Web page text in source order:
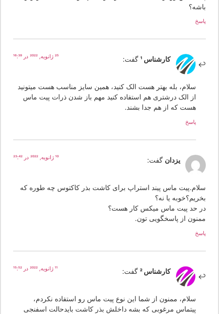
کارشناس 1 گفت:
سلام، بله بهتر هست الک کنید، همین سایز مناسب هست میتونید
از الک درشتری هم استفاده کنید مهم باز شدن ذرات پیت ماس
هست که از هم جدا بشند.
یزدان گفت:
ماس پیند استراپ برای کاشت بذر کاکتوس چه طوره که
یا نه؟
حد پیت ماس میکس کار هست؟
از پاسخگویی تون.
کارشناس 2 گفت:
سلام، ممنون از شما این نوع پیت ماس رو استفاده نکردم،
پیتماس مرغوبی که بشه داخلش بذر کاشت بایدحالت اسفنجی